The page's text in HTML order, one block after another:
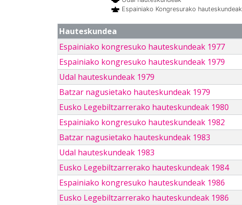
Espainiako Kongresurako hauteskundeak
Hauteskundea
Espainiako kongresuko hauteskundeak 1977
Espainiako kongresuko hauteskundeak 1979
Udal hauteskundeak 1979
Batzar nagusietako hauteskundeak 1979
Eusko Legebiltzarrerako hauteskundeak 1980
Espainiako kongresuko hauteskundeak 1982
Batzar nagusietako hauteskundeak 1983
Udal hauteskundeak 1983
Eusko Legebiltzarrerako hauteskundeak 1984
Espainiako kongresuko hauteskundeak 1986
Eusko Legebiltzarrerako hauteskundeak 1986